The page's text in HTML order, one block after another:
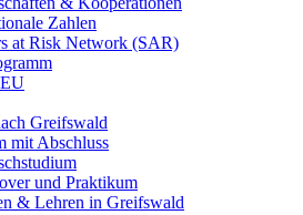
Zahlen
at Risk Network (SAR)
Greifswald
mit Abschluss
und Praktikum
& Lehren in Greifswald